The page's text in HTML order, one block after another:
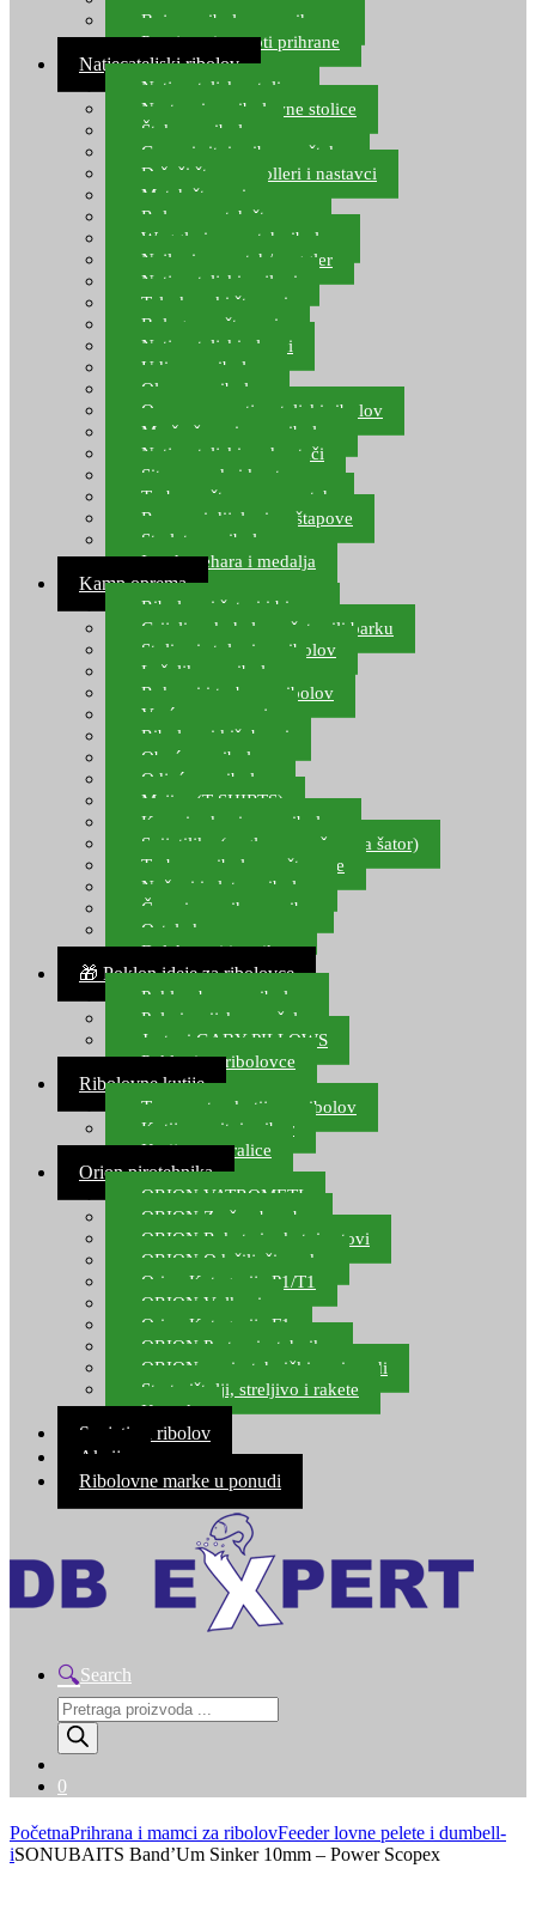
Boje za ribolovnu prihranu
Provjereni recepti prihrane
Natjecateljski ribolov
Natjecateljske stolice
Nastavci za ribolovne stolice
Šteke za ribolov
Gume i sitni pribor za šteku
Držači štapova rolleri i nastavci
Match štapovi
Role za match štapove
Waggleri za match ribolov
Najloni za match/waggler
Natjecateljski najloni
Teleskopski štapovi
Bolognese štapovi
Natjecateljski plovci
Udice za ribolov
Olovo za ribolov
Oprema za natjecateljski ribolov
Mreže čuvarice za ribolov
Natjecateljski podmetači
Sito, posude i kante
Torbe za štapove – match
Rezervni dijelovi za štapove
Starlete za ribolov
Izrada pehara i medalja
Kamp oprema
Ribolovni šatori i bivvy
Grijalice, kuhala za šator ili barku
Stolice i stolovi za ribolov
Ležaljke za ribolov
Ruksaci i torbe za ribolov
Vreće za spavanje
Ribolovni kišobrani
Obuća za ribolov
Odjeća za ribolov
Majice (T-SHIRTS)
Kape i rukavice za ribolov
Svijetiljke (naglavne, ručne, za šator)
Torbe za ribolovne štapove
Noževi i alat za ribolov
Čamci za prihranu ribe
Ostala kamp oprema
Dalekozori i optika
🎁 Poklon ideje za ribolovce
Poklon bon za ribolov
Polarizacijske naočale
Jastuci GABY PILLOWS
Pokloni za ribolovce
Ribolovne kutije
Transportne kutije za ribolov
Kutije za sitni pribor
Kutije za varalice
Orion pirotehnika
ORION VATROMETI
ORION Zračne bombe
ORION Rakete i raketni setovi
ORION Odašiljači zvuka
Orion Kategorija P1/T1
ORION Vulkani
Orion Kategorija F1
ORION Party pirotehnika
ORION nepirotehnički proizvodi
Start pištolji, streljivo i rakete
Kontakt
Savjeti za ribolov
Akcija
Ribolovne marke u ponudi
Search
Products
search
0
PočetnaPrihrana i mamci za ribolovFeeder lovne pelete i dumbell-
iSONUBAITS Band’Um Sinker 10mm – Power Scopex